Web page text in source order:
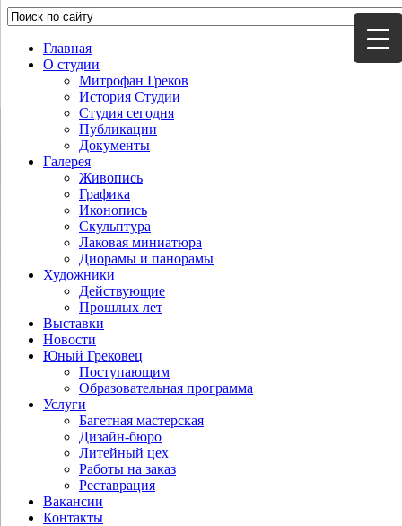
Главная
О студии
Митрофан Греков
История Студии
Студия сегодня
Публикации
Документы
Галерея
Живопись
Графика
Иконопись
Скульптура
Лаковая миниатюра
Диорамы и панорамы
Художники
Действующие
Прошлых лет
Выставки
Новости
Юный Грековец
Поступающим
Образовательная программа
Услуги
Багетная мастерская
Дизайн-бюро
Литейный цех
Работы на заказ
Реставрация
Вакансии
Контакты